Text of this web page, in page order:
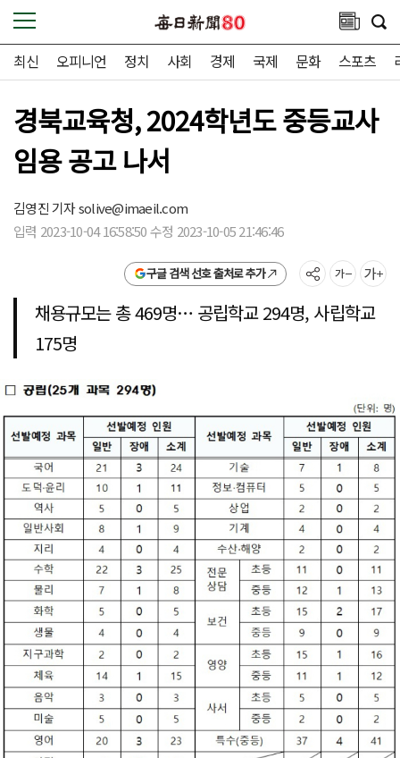
최신 오피니언 정치 사회 경제 국제 문화 스포츠
경북교육청, 2024학년도 중등교사
임용 공고 나서
김영진 기자solive@imaeil.com
입력 2023-10-04 16:58:50 수정 2023-10-05 21:46:46
구글 검색 선호 출처로 추가
채용규모는 총 469명… 공립학교 294명, 사립학교
175명